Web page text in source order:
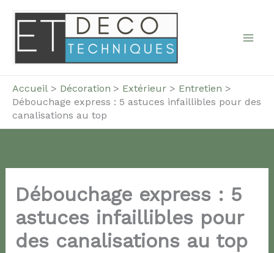
contenu
Accueil Décoration Extérieur
Entretien
Débouchage express : 5 astuces infaillibles pour des
canalisations au top
Débouchage express : 5
astuces infaillibles pour
des canalisations au top